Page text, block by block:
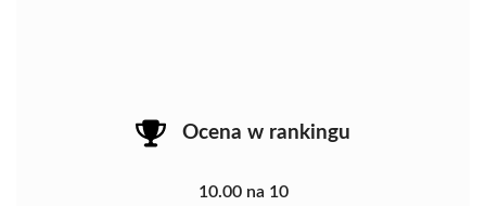
Ocena w rankingu
10.00 na 10